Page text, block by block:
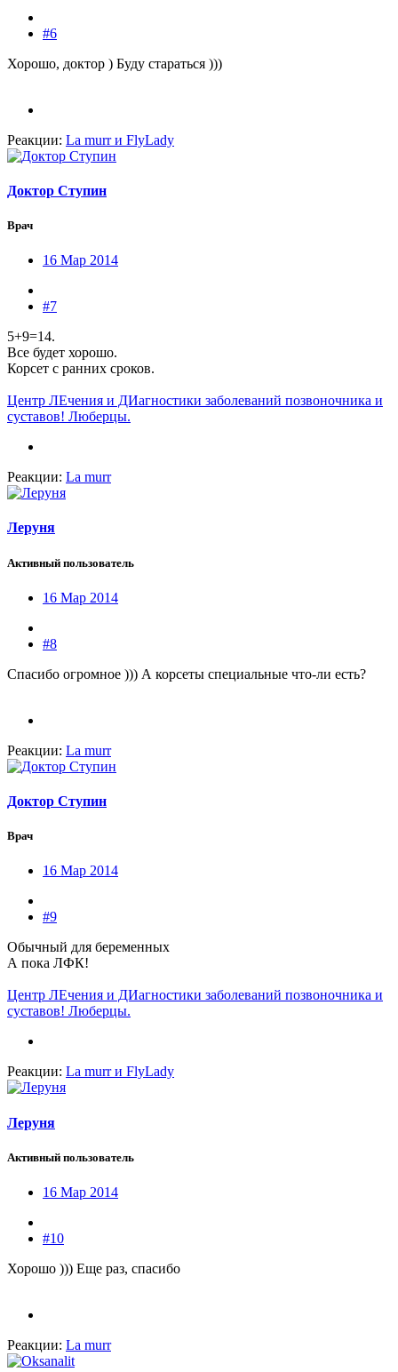
#6
Хорошо, доктор ) Буду стараться )))
Реакции: La murrи FlyLady
Доктор Ступин
Врач
16 Мар 2014
#7
5+9=14.
Все будет хорошо.
Корсет с ранних сроков.
Центр ЛЕчения и ДИагностики заболеваний позвоночника и
суставов! Люберцы.
Реакции: La murr
Леруня
Активный пользователь
16 Мар 2014
#8
Спасибо огромное ))) А корсеты специальные что-ли есть?
Реакции: La murr
Доктор Ступин
Врач
16 Мар 2014
#9
Обычный для беременных
А пока ЛФК!
Центр ЛЕчения и ДИагностики заболеваний позвоночника и
суставов! Люберцы.
Реакции: La murrи FlyLady
Леруня
Активный пользователь
16 Мар 2014
#10
Хорошо ))) Еще раз, спасибо
Реакции: La murr